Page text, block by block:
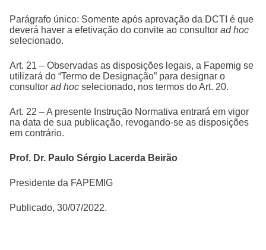
Parágrafo único: Somente após aprovação da DCTI é que
deverá haver a efetivação do convite ao consultor ad hoc
selecionado.
Art. 21 – Observadas as disposições legais, a Fapemig se
utilizará do “Termo de Designação” para designar o
consultor ad hoc selecionado, nos termos do Art. 20.
Art. 22 – A presente Instrução Normativa entrará em vigor
na data de sua publicação, revogando-se as disposições
em contrário.
Prof. Dr. Paulo Sérgio Lacerda Beirão
Presidente da FAPEMIG
Publicado, 30/07/2022.